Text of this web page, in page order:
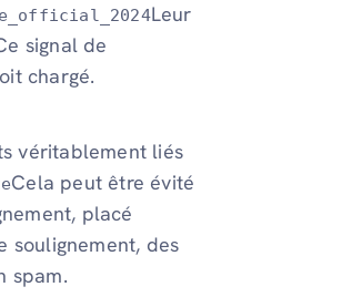
Leur
signal de
chargé.
véritablement liés
Cela peut être évité
placé
soulignement, des
spam.